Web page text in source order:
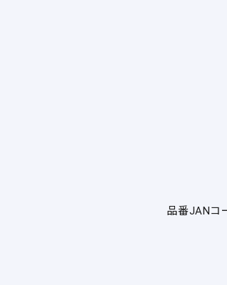
品番JANコ